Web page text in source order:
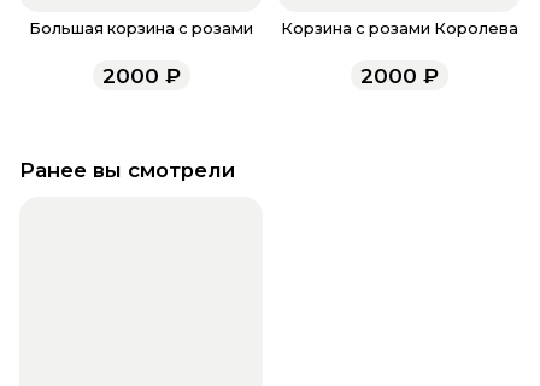
Большая корзина с розами
2000 ₽
Корзина с розами Королева
2000 ₽
Ранее вы смотрели